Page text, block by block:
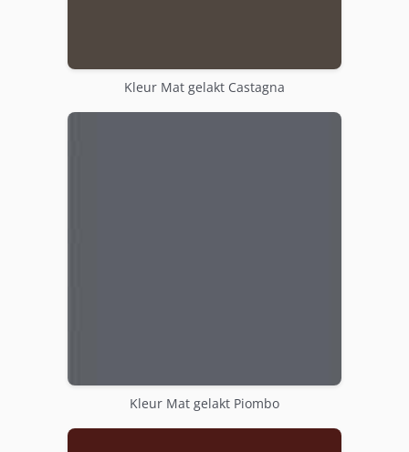
Kleur Mat gelakt Castagna
Kleur Mat gelakt Piombo